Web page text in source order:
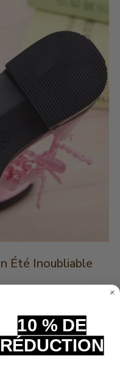
Été Inoubliable
cette
la cheville, ornée
roses
fantaisie et de
ne sont pas
la joie et la liberté de
10 % DE
RÉDUCTION